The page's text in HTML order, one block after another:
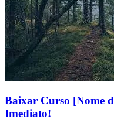
Baixar Curso [Nome
Imediato!